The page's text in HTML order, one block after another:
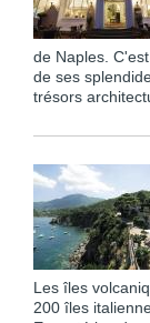
de Naples.
de ses
trésors
Les îles
200 îles